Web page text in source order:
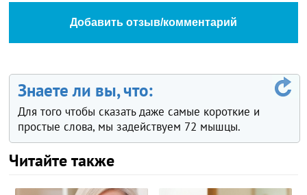
Добавить отзыв/комментарий
Знаете ли вы, что:
Для того чтобы сказать даже самые короткие и
простые слова, мы задействуем 72 мышцы.
Читайте также